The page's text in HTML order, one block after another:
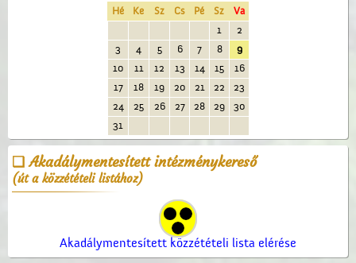
Hé Ke Sz Cs Pé Sz
Va
1
2
3
4 5 6 7 8
9
10
11 12 13 14 15
16
17
18 19 20 21 22
23
24
25 26 27 28 29
30
31
Akadálymentesített intézménykereső
(út a közzétételi listához)
Akadálymentesített közzétételi lista elérése